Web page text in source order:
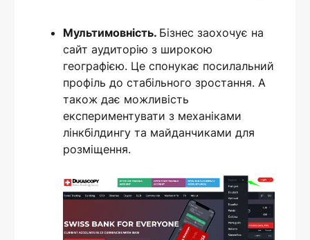
Мультимовність. Бізнес заохочує на
сайт аудиторію з широкою
географією. Це спонукає посилальний
профіль до стабільного зростання. А
також дає можливість
експериментувати з механіками
лінкбілдингу та майданчиками для
розміщення.